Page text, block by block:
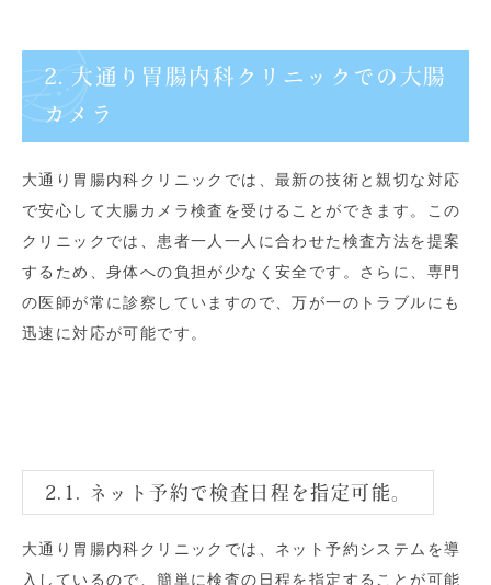
2. 大通り胃腸内科クリニックでの大腸
カメラ
大通り胃腸内科クリニックでは、最新の技術と親切な対応
で安心して大腸カメラ検査を受けることができます。この
クリニックでは、患者一人一人に合わせた検査方法を提案
するため、身体への負担が少なく安全です。さらに、専門
の医師が常に診察していますので、万が一のトラブルにも
迅速に対応が可能です。
2.1. ネット予約で検査日程を指定可能。
大通り胃腸内科クリニックでは、ネット予約システムを導
入しているので、簡単に検査の日程を指定することが可能